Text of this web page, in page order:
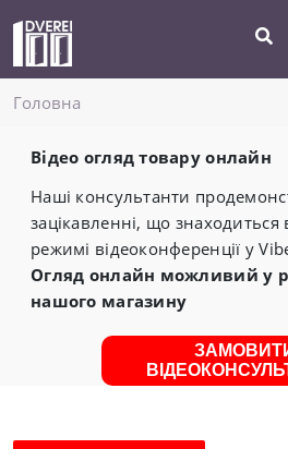
Головнa
Відео огляд товару онлайн
Наші консультанти
зацікавленні, що
режимі відеоконференції у
Огляд онлайн можливий у
нашого магазину